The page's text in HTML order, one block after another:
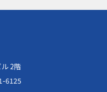
2階
6125